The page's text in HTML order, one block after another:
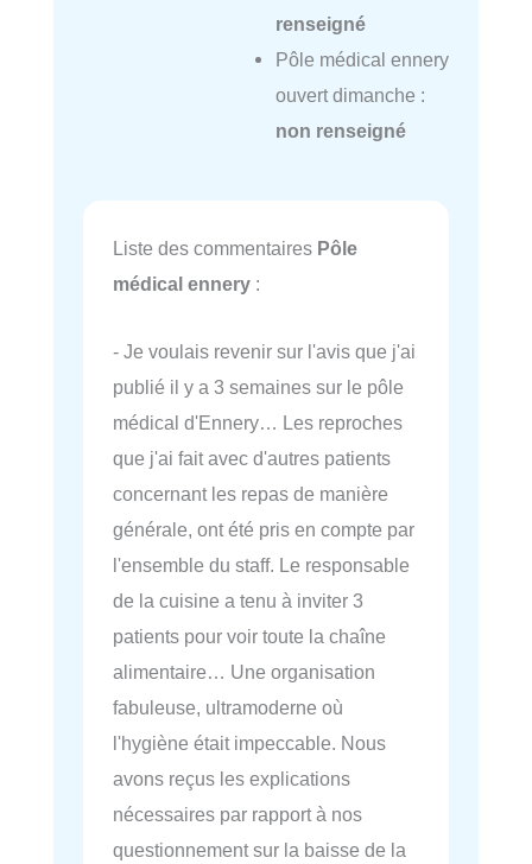
renseigné
Pôle médical ennery
ouvert dimanche :
non renseigné
Liste des commentaires Pôle
médical ennery :
- Je voulais revenir sur l'avis que j'ai
publié il y a 3 semaines sur le pôle
médical d'Ennery… Les reproches
que j'ai fait avec d'autres patients
concernant les repas de manière
générale, ont été pris en compte par
l'ensemble du staff. Le responsable
de la cuisine a tenu à inviter 3
patients pour voir toute la chaîne
alimentaire… Une organisation
fabuleuse, ultramoderne où
l'hygiène était impeccable. Nous
avons reçus les explications
nécessaires par rapport à nos
questionnement sur la baisse de la